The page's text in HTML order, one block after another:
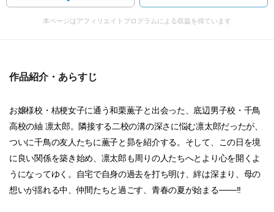
本ページはアフィリエイトプログラムによる収益を得ています
作品紹介・あらすじ
お嬢様校・桔梗女子に通う和栗薫子と出会った、底辺男子校・千鳥
高校の紬 凛太郎。隣接する二校の溝の深さに悩む凛太郎だったが、
ついに千鳥の友人たちに薫子と昴を紹介する。そして、この日を境
に良い関係を築き始め、凛太郎も周りの人たちへとより心を開くよ
うになってゆく。自宅で自身の過去を打ち明け、絆は深まり、母の
想いが揺れる中、仲間たちと過ごす、青春の夏が始まる───!!